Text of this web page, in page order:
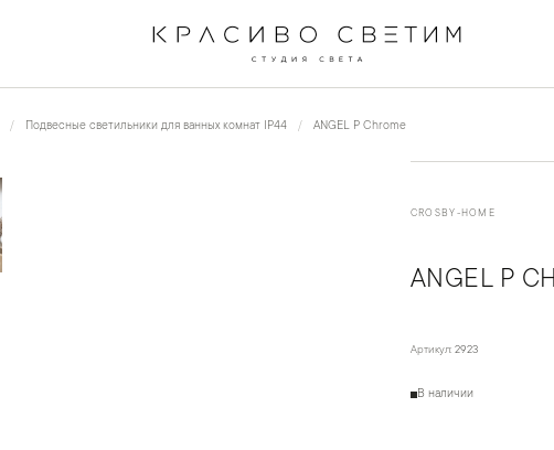
Подвесные светильники для ванных комнат IP44 ANGEL P Chrome
← 1/4 →
CROSBY-HOME
ANGEL P
Артикул: 2923
В наличии